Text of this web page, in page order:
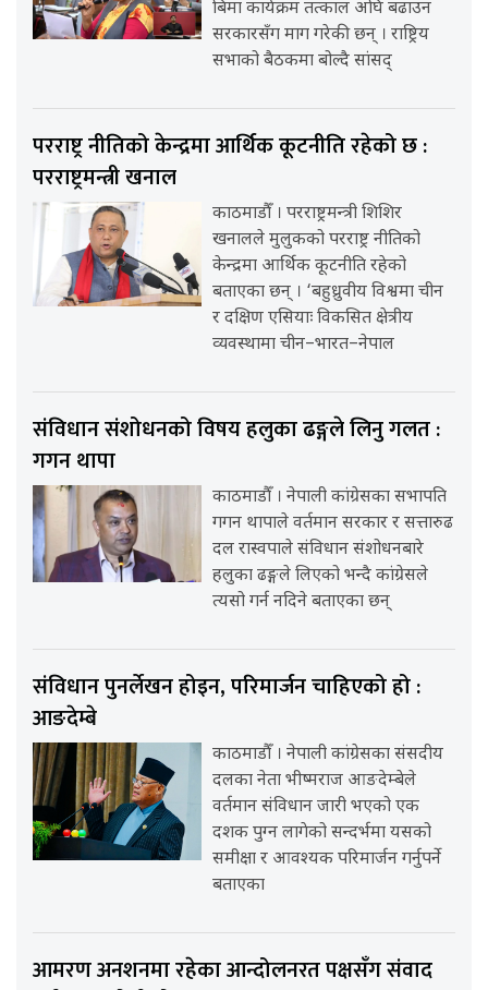
बिमा कार्यक्रम तत्काल अघि बढाउन
सरकारसँग माग गरेकी छन् । राष्ट्रिय
सभाको बैठकमा बोल्दै सांसद्
परराष्ट्र नीतिको केन्द्रमा आर्थिक कूटनीति रहेको छ :
परराष्ट्रमन्त्री खनाल
काठमाडौँ । परराष्ट्रमन्त्री शिशिर
खनालले मुलुकको परराष्ट्र नीतिको
केन्द्रमा आर्थिक कूटनीति रहेको
बताएका छन् । ‘बहुध्रुवीय विश्वमा चीन
र दक्षिण एसियाः विकसित क्षेत्रीय
व्यवस्थामा चीन–भारत–नेपाल
संविधान संशोधनको विषय हलुका ढङ्गले लिनु गलत :
गगन थापा
काठमाडौँ । नेपाली कांग्रेसका सभापति
गगन थापाले वर्तमान सरकार र सत्तारुढ
दल रास्वपाले संविधान संशोधनबारे
हलुका ढङ्गले लिएको भन्दै कांग्रेसले
त्यसो गर्न नदिने बताएका छन्
संविधान पुनर्लेखन होइन, परिमार्जन चाहिएको हो :
आङदेम्बे
काठमाडौँ । नेपाली कांग्रेसका संसदीय
दलका नेता भीष्मराज आङदेम्बेले
वर्तमान संविधान जारी भएको एक
दशक पुग्न लागेको सन्दर्भमा यसको
समीक्षा र आवश्यक परिमार्जन गर्नुपर्ने
बताएका
आमरण अनशनमा रहेका आन्दोलनरत पक्षसँग संवाद